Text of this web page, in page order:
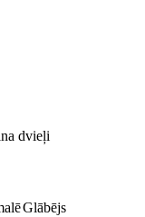
dvieļi
Glābējs